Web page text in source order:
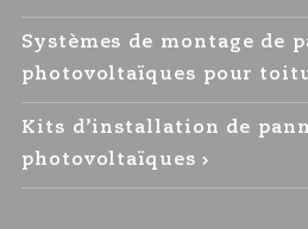
Systèmes de montage de
photovoltaïques pour
Kits d’installation de
photovoltaïques